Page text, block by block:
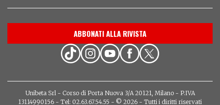
ABBONATI ALLA RIVISTA
Unibeta Srl - Corso di Porta Nuova 3/A 20121, Milano - P.IVA
13114990156 - Tel: 02.63.67.54.55 - © 2026 - Tutti i diritti riservati